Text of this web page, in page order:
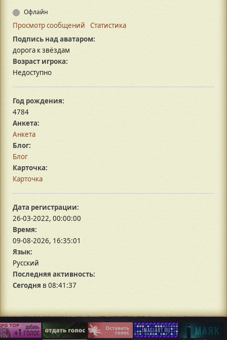
Офлайн
Просмотр сообщений
Статистика
Подпись над аватаром:
дорога к звёздам
Возраст игрока:
Недоступно
Год рождения:
4784
Анкета:
Анкета
Блог:
Блог
Карточка:
Карточка
Дата регистрации:
26-03-2022, 00:00:00
Время:
09-08-2026, 16:35:01
Язык:
Русский
Последняя активность:
Сегодня в 08:41:37